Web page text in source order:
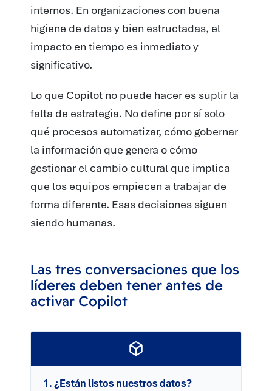
internos. En organizaciones con buena
higiene de datos y bien estructadas, el
impacto en tiempo es inmediato y
significativo.
Lo que Copilot no puede hacer es suplir la
falta de estrategia. No define por sí solo
qué procesos automatizar, cómo gobernar
la información que genera o cómo
gestionar el cambio cultural que implica
que los equipos empiecen a trabajar de
forma diferente. Esas decisiones siguen
siendo humanas.
Las tres conversaciones que los
líderes deben tener antes de
activar Copilot
1. ¿Están listos nuestros datos?